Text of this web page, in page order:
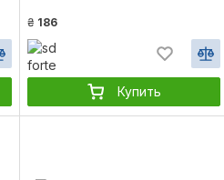
₴ 186
Купить